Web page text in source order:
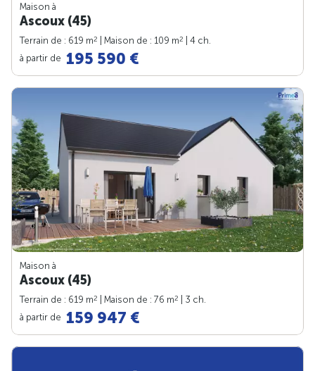
Maison à
Ascoux (45)
Terrain de : 619 m2 | Maison de : 109 m2
| 4 ch.
à partir de 195 590 €
Maison à
Ascoux (45)
Terrain de : 619 m2 | Maison de : 76 m2
| 3 ch.
à partir de 159 947 €